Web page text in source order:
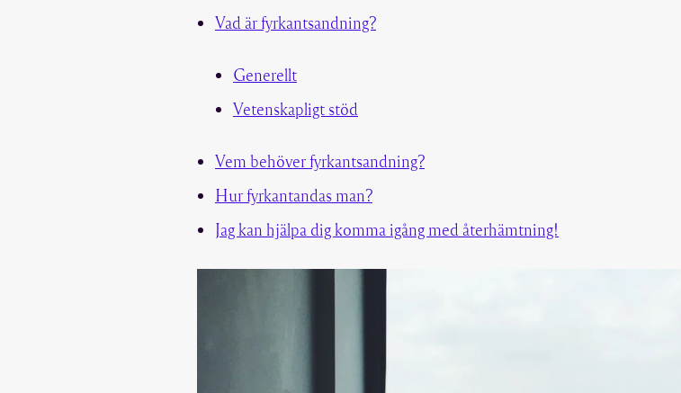
Vad är fyrkantsandning?
Generellt
Vetenskapligt stöd
Vem behöver fyrkantsandning?
Hur fyrkantandas man?
Jag kan hjälpa dig komma igång med återhämtning!